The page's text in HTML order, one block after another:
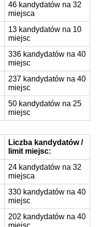
46 kandydatów na 32
miejsca
13 kandydatów na 10
miejsc
336 kandydatów na 40
miejsc
237 kandydatów na 40
miejsc
50 kandydatów na 25
miejsc
Liczba kandydatów /
limit miejsc:
24 kandydatów na 32
miejsca
330 kandydatów na 40
miejsc
202 kandydatów na 40